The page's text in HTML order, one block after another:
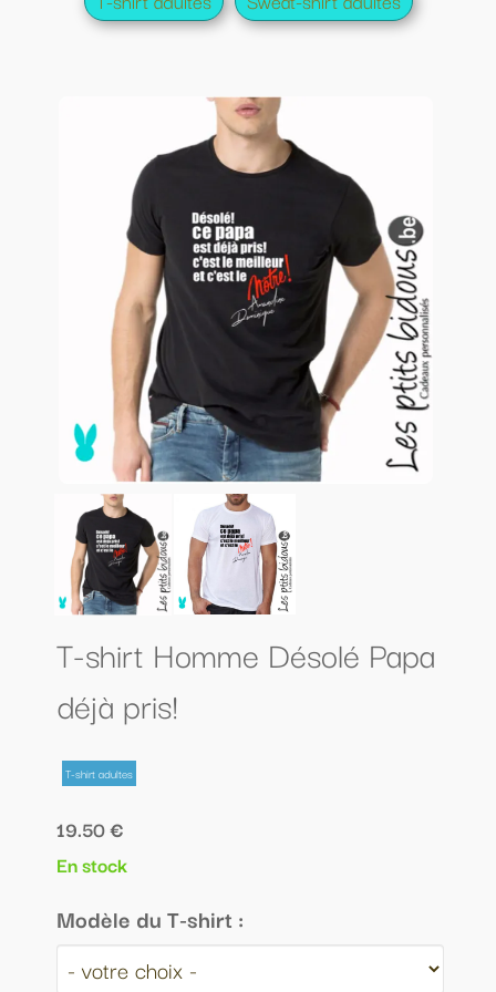
T-shirt Homme Désolé Papa
déjà pris!
T-shirt adultes
19.50 €
En stock
Modèle du T-shirt :